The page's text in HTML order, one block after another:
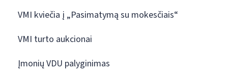
VMI kviečia į „Pasimatymą su mokesčiais“
VMI turto aukcionai
Įmonių VDU palyginimas